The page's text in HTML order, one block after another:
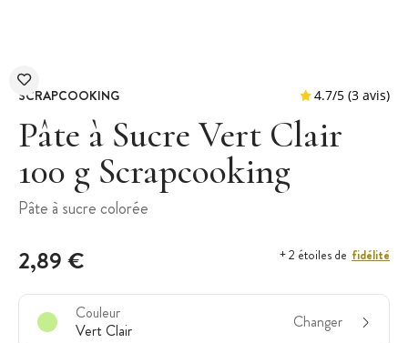
SCRAPCOOKING
Pâte à Sucre Vert Clair
100 g Scrapcooking
Pâte à sucre colorée
2,89 € + 2 étoiles de fidélité
Couleur
Vert Clair
Changer